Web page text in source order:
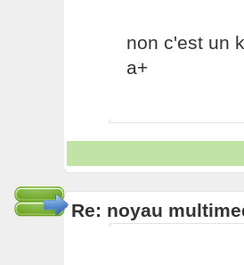
non c'est un
a+
Re: noyau